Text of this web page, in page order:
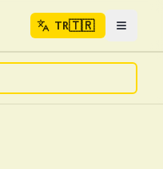
TR🇹🇷 Menuyu
Ana Sayfa